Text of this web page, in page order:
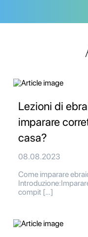
Lezioni di
imparare
casa?
08.08.2023
Come imparare
compit […]